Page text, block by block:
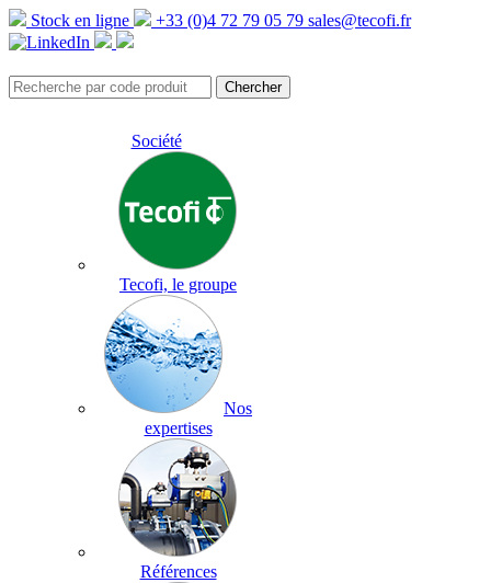
Stock en ligne +33 (0)4 72 79 05 79 sales@tecofi.fr
Société
Tecofi, le groupe
Nos
expertises
Références